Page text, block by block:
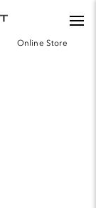
Online Store